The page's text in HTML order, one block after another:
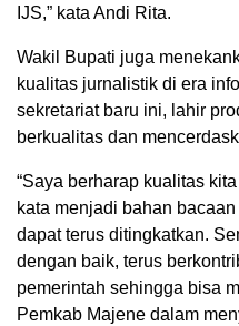
IJS,” kata Andi Rita.
Wakil Bupati juga
kualitas jurnalistik di era
sekretariat baru ini, lahir
berkualitas dan
“Saya berharap kualitas
kata menjadi bahan
dapat terus ditingkatkan.
dengan baik, terus
pemerintah sehingga bisa
Pemkab Majene dalam